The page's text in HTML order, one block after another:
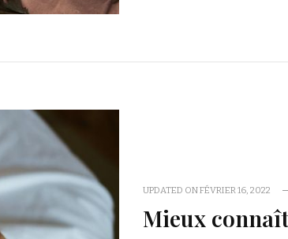
UPDATED ONFÉVRIER 16, 2022
Mieux